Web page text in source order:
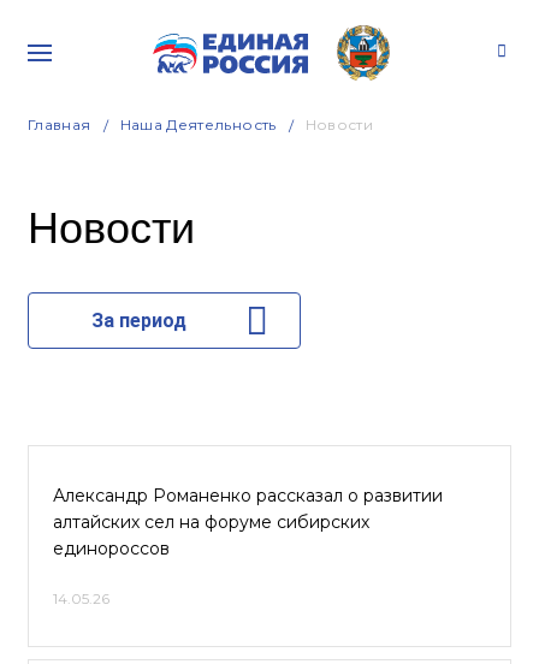
Главная Наша Деятельность Новости
Новости
За период
Александр Романенко рассказал о развитии
алтайских сел на форуме сибирских
единороссов
14.05.26